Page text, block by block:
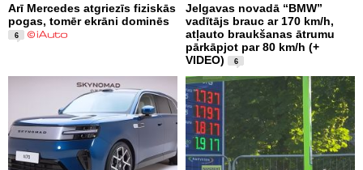
Arī Mercedes atgriezīs fiziskās
pogas, tomēr ekrāni dominēs
6
Jelgavas novadā “BMW”
vadītājs brauc ar 170 km/h,
atļauto braukšanas ātrumu
pārkāpjot par 80 km/h (+
VIDEO)
6